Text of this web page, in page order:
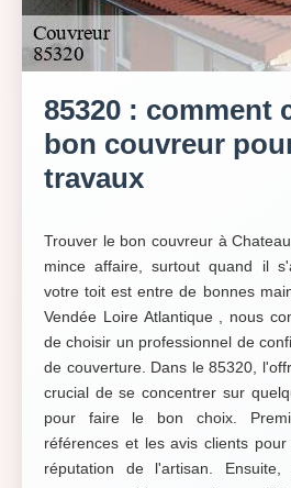
85320 : comment
bon couvreur
travaux
Trouver le bon couvreur à
mince affaire, surtout quand il
votre toit est entre de bonnes
Vendée Loire Atlantique , nous
de choisir un professionnel de
de couverture. Dans le 85320,
crucial de se concentrer sur
pour faire le bon choix.
références et les avis clients
réputation de l'artisan.